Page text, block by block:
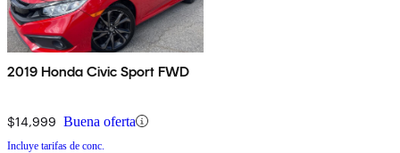
2019 Honda Civic Sport FWD
$14,999 Buena oferta
Incluye tarifas de conc.